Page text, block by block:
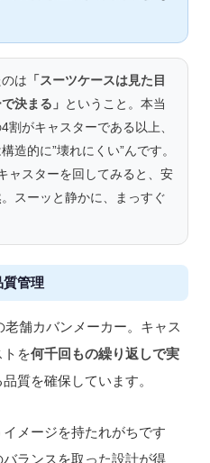
は 「スーツケースは見た目
決まる」 ということ。本当
割がキャスターである以上、
造的に”壊れにくい”んです。
ャスターを回してみると、安
スーッと静かに、まっすぐ
質管理
舗カバンメーカー。キャス
トを何千回もの繰り返しで実
質を確保しています。
イメージを持たれがちです
ランスを取った設計が得